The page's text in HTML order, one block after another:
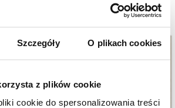
Szczegóły O plikach cookies
z plików cookie
cookie do spersonalizowania treści